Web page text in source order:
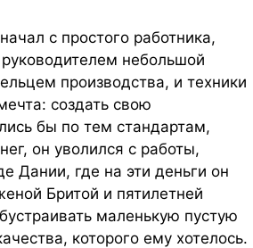
с простого работника,
небольшой
производства, и техники
создать свою
бы по тем стандартам,
он уволился с работы,
Дании, где на эти деньги он
Бритой и пятилетней
маленькую пустую
которого ему хотелось.